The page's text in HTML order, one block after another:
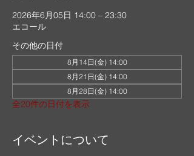
2026年6月05日 14:00 – 23:30
エコール
その他の日付
8月14日(金) 14:00
8月21日(金) 14:00
8月28日(金) 14:00
全20件の日付を表示
イベントについて